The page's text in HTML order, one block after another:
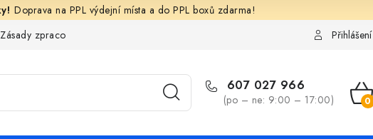
Doprava na PPL výdejní místa a do PPL boxů zdarma!
Zásady zpracování ochrany osobních údajů KontaktyPřihlášení
607 027 966
(po – ne: 9:00 – 17:00)